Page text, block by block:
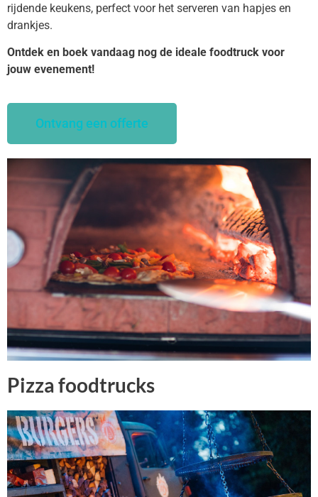
rijdende keukens, perfect voor het serveren van hapjes en
drankjes.
Ontdek en boek vandaag nog de ideale foodtruck voor
jouw evenement!
Ontvang een offerte
Pizza foodtrucks